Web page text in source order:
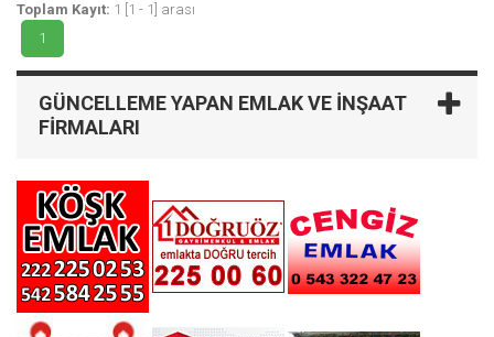
Toplam Kayıt: 1 [1 - 1] arası
1
GÜNCELLEME YAPAN EMLAK VE İNŞAAT
FIRMALARI